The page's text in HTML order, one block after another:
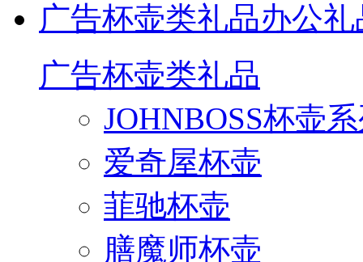
广告杯壶类礼品办公礼
广告杯壶类礼品
JOHNBOSS杯壶
爱奇屋杯壶
菲驰杯壶
膳魔师杯壶